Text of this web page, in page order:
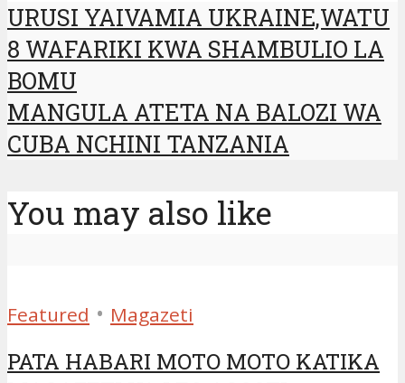
URUSI YAIVAMIA UKRAINE,WATU
8 WAFARIKI KWA SHAMBULIO LA
BOMU
MANGULA ATETA NA BALOZI WA
CUBA NCHINI TANZANIA
You may also like
Featured • Magazeti
PATA HABARI MOTO MOTO KATIKA